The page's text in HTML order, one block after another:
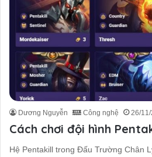
Dương Nguyễn Công nghệ 26/
Cách chơi đội hình
Hệ Pentakill trong Đấu Trường Chân